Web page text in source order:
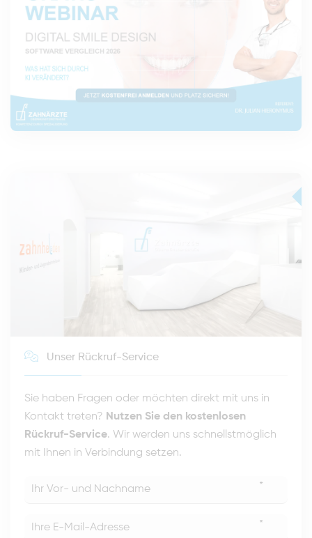
Unser Rückruf-Service
Sie haben Fragen oder möchten direkt mit uns in
Kontakt treten? Nutzen Sie den kostenlosen
Rückruf-Service. Wir werden uns schnellstmöglich
mit Ihnen in Verbindung setzen.
*
*